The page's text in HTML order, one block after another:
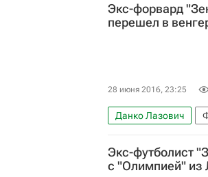
Экс-форвард
перешел в
28 июня 2016, 23:25
Данко Лазович
Экс-футболист
с "Олимпией"